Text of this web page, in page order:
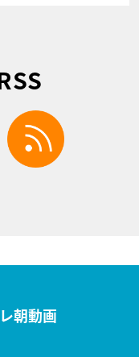
朝動画